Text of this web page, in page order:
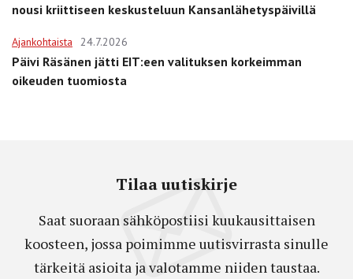
nousi kriittiseen keskusteluun Kansanlähetyspäivillä
Ajankohtaista 24.7.2026
Päivi Räsänen jätti EIT:een valituksen korkeimman
oikeuden tuomiosta
Tilaa uutiskirje
Saat suoraan sähköpostiisi kuukausittaisen
koosteen, jossa poimimme uutisvirrasta sinulle
tärkeitä asioita ja valotamme niiden taustaa.